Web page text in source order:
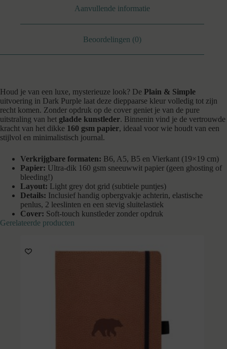
Aanvullende informatie
Beoordelingen (0)
Houd je van een luxe, mysterieuze look? De Plain & Simple
uitvoering in Dark Purple laat deze dieppaarse kleur volledig tot zijn
recht komen. Zonder opdruk op de cover geniet je van de pure
uitstraling van het gladde kunstleder. Binnenin vind je de vertrouwde
kracht van het dikke 160 gsm papier, ideaal voor wie houdt van een
stijlvol en minimalistisch journal.
Verkrijgbare formaten: B6, A5, B5 en Vierkant (19×19 cm)
Papier: Ultra-dik 160 gsm sneeuwwit papier (geen ghosting of
bleeding!)
Layout: Light grey dot grid (subtiele puntjes)
Details: Inclusief handig opbergvakje achterin, elastische
penlus, 2 leeslinten en een stevig sluitelastiek
Cover: Soft-touch kunstleder zonder opdruk
Gerelateerde producten